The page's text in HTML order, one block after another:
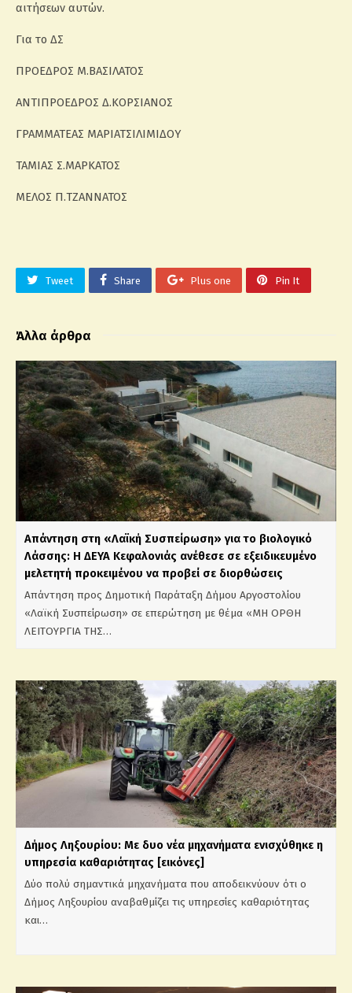
αιτήσεων αυτών.
Για το ΔΣ
ΠΡΟΕΔΡΟΣ Μ.ΒΑΣΙΛΑΤΟΣ
ΑΝΤΙΠΡΟΕΔΡΟΣ Δ.ΚΟΡΣΙΑΝΟΣ
ΓΡΑΜΜΑΤΕΑΣ ΜΑΡΙΑΤΣΙΛΙΜΙΔΟΥ
ΤΑΜΙΑΣ Σ.ΜΑΡΚΑΤΟΣ
ΜΕΛΟΣ Π.ΤΖΑΝΝΑΤΟΣ
Tweet Share Plus one Pin It
Άλλα άρθρα
Απάντηση στη «Λαϊκή Συσπείρωση» για το βιολογικό
Λάσσης: Η ΔΕΥΑ Κεφαλονιάς ανέθεσε σε εξειδικευμένο
μελετητή προκειμένου να προβεί σε διορθώσεις
Απάντηση προς Δημοτική Παράταξη Δήμου Αργοστολίου
«Λαϊκή Συσπείρωση» σε επερώτηση με θέμα «ΜΗ ΟΡΘΗ
ΛΕΙΤΟΥΡΓΙΑ ΤΗΣ…
Δήμος Ληξουρίου: Με δυο νέα μηχανήματα ενισχύθηκε η
υπηρεσία καθαριότητας [εικόνες]
Δύο πολύ σημαντικά μηχανήματα που αποδεικνύουν ότι ο
Δήμος Ληξουρίου αναβαθμίζει τις υπηρεσίες καθαριότητας
και…